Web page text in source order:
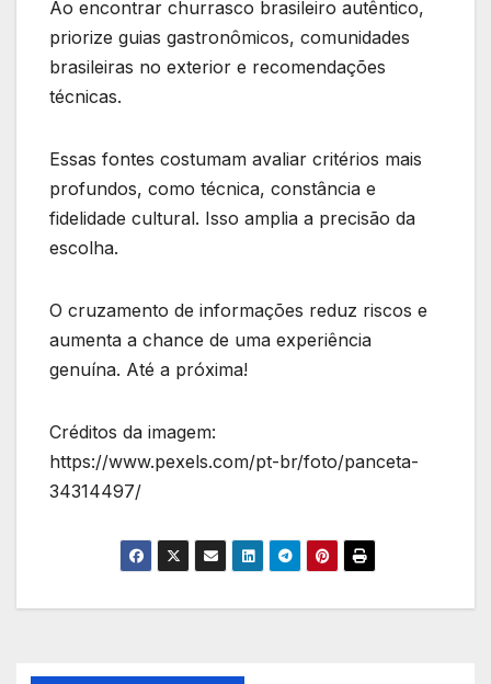
Ao encontrar churrasco brasileiro autêntico,
priorize guias gastronômicos, comunidades
brasileiras no exterior e recomendações
técnicas.
Essas fontes costumam avaliar critérios mais
profundos, como técnica, constância e
fidelidade cultural. Isso amplia a precisão da
escolha.
O cruzamento de informações reduz riscos e
aumenta a chance de uma experiência
genuína. Até a próxima!
Créditos da imagem:
https://www.pexels.com/pt-br/foto/panceta-
34314497/